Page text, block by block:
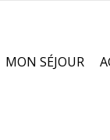
MON SÉJOUR